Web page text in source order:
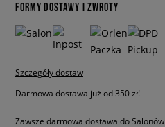
FORMY DOSTAWY I ZWROTY
Szczegóły dostaw
Darmowa dostawa już od 350 zł!
Zawsze darmowa dostawa do Salonów